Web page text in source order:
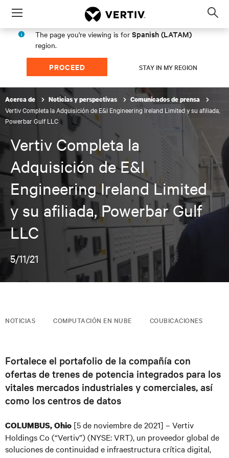
Menu
The page you're viewing is for Spanish (LATAM)
region.
PROCEED STAY IN MY REGION
Acerca de Noticias y perspectivas Comunicados de prensa
Vertiv Completa la Adquisición de E&I Engineering Ireland Limited y su afiliada,
Powerbar Gulf LLC
Vertiv Completa la
Adquisición de E&I
Engineering Ireland Limited
y su afiliada, Powerbar Gulf
LLC
5/11/21
NOTICIAS COMPUTACIÓN EN NUBE COUBICACIONES
Fortalece el portafolio de la compañía con
ofertas de trenes de potencia integrados para los
vitales mercados industriales y comerciales, así
como los centros de datos
COLUMBUS, Ohio [5 de noviembre de 2021] – Vertiv
Holdings Co (“Vertiv”) (NYSE: VRT), un proveedor global de
soluciones de continuidad e infraestructura crítica digital,